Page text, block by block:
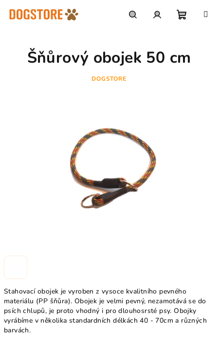
košík
Stahovací obojek je vyroben z vysoce kvalitního pevného
materiálu (PP šňůra). Obojek je velmi pevný, nezamotává se do
psích chlupů, je proto vhodný i pro dlouhosrsté psy. Obojky
vyrábíme v několika standardních délkách 40 - 70cm a různých
barvách.
Šňůrový obojek 50 cm
DOGSTORE